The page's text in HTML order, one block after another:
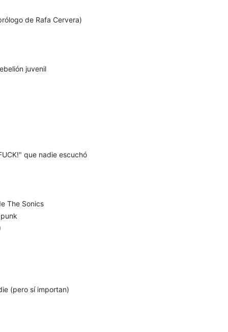
de Rafa Cervera)
juvenil
que nadie escuchó
The Sonics
(pero sí importan)